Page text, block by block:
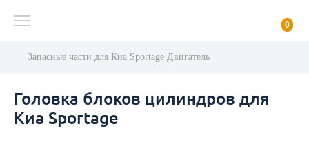
0
Запасные части для Киа Sportage Двигатель
Головка блоков цилиндров для
Киа Sportage